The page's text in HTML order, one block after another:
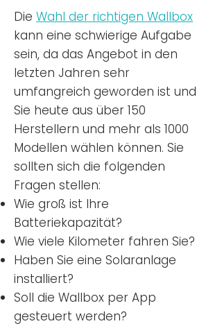
Die Wahl der richtigen Wallbox
kann eine schwierige Aufgabe
sein, da das Angebot in den
letzten Jahren sehr
umfangreich geworden ist und
Sie heute aus über 150
Herstellern und mehr als 1000
Modellen wählen können. Sie
sollten sich die folgenden
Fragen stellen:
Wie groß ist Ihre
Batteriekapazität?
Wie viele Kilometer fahren Sie?
Haben Sie eine Solaranlage
installiert?
Soll die Wallbox per App
gesteuert werden?